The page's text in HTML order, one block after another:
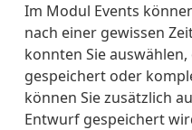
Im Modul Events
nach einer gewissen
konnten Sie
gespeichert oder
können Sie zusätzlich
Entwurf gespeichert